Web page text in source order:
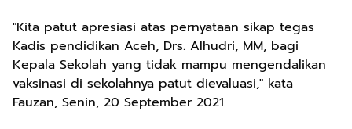
"Kita patut apresiasi atas pernyataan sikap tegas
Kadis pendidikan Aceh, Drs. Alhudri, MM, bagi
Kepala Sekolah yang tidak mampu mengendalikan
vaksinasi di sekolahnya patut dievaluasi," kata
Fauzan, Senin, 20 September 2021.